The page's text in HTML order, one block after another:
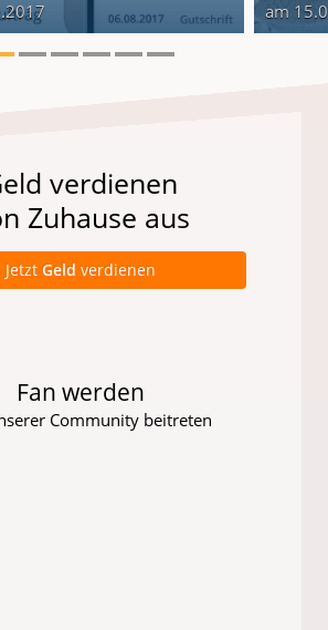
am
verdienen
Zuhause aus
Jetzt Geld verdienen
Fan werden
Community beitreten